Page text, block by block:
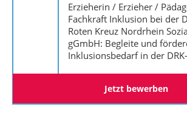
Erzieherin / Erzieher /
Fachkraft Inklusion bei der
Roten Kreuz Nordrhein
gGmbH: Begleite und
Inklusionsbedarf in der
Jetzt bewerben